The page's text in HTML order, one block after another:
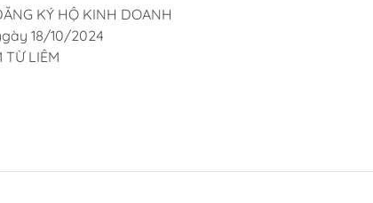
#figure_chinh_hang
KÝ HỘ KINH DOANH
18/10/2024
TỪ LIÊM